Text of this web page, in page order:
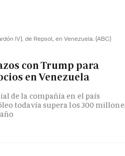
IV), de Repsol, en Venezuela. (ABC)
con Trump para
en Venezuela
de la compañía en el país
todavía supera los 300